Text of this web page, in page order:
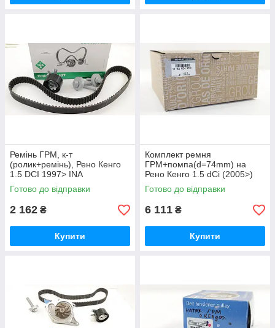
Ремінь ГРМ, к-т
(ролик+ремінь), Рено Кенго
1.5 DCI 1997> INA
(Німеччина) - 530019710
Готово до відправки
2 162 ₴
Купити
Комплект ремня
ГРМ+помпа(d=74mm) на
Рено Кенго 1.5 dCi (2005>)
Renault (Оригінал)
119A02421R
Готово до відправки
6 111 ₴
Купити